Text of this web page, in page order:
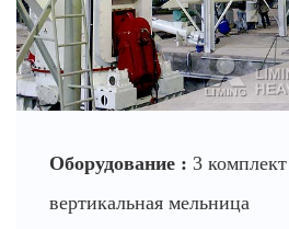
Оборудование : 3
вертикальная мельница